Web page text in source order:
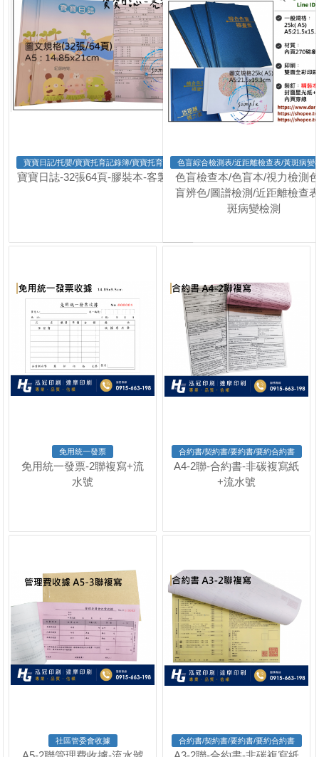
寶寶日記/托嬰/寶寶托育記錄簿/寶寶托育手冊
寶寶日誌-32張64頁-膠裝本-客製版A
色盲綜合檢測表/近距離檢查表/黃斑病變
色盲檢查本/色盲本/視力檢測
盲辨色/圖譜檢測/近距離檢查
斑病變檢測
免用統一發票
免用統一發票-2聯複寫+流
水號
合約書/契約書/要約書/要約合約書
A4-2聯-合約書-非碳複寫紙
+流水號
社區管委會收據 合約書/契約書/要約書/要約合約書